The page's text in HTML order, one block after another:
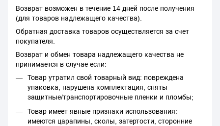
Возврат возможен в течение 14 дней после получения
(для товаров надлежащего качества).
Обратная доставка товаров осуществляется за счет
покупателя.
Возврат и обмен товара надлежащего качества не
принимается в случае если:
Товар утратил свой товарный вид: повреждена
упаковка, нарушена комплектация, сняты
защитные/транспортировочные пленки и пломбы;
Товар имеет явные признаки использования:
имеются царапины, сколы, затертости, сторонние